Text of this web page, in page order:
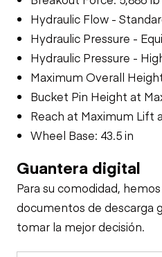
Hydraulic Flow -
Hydraulic Pressure -
Hydraulic Pressure -
Maximum Overall
Bucket Pin Height at
Reach at Maximum Lift
Wheel Base: 43.5 in
Guantera digital
Para su comodidad,
documentos de descarga
tomar la mejor decisión.